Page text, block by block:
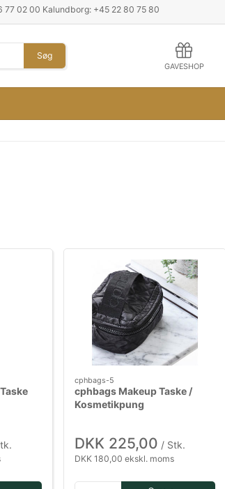
77 02 00 Kalundborg: +45 22 80 75 80
Søg
GAVESHOP
cphbags-5
cphbags Makeup Taske /
Kosmetikpung
DKK 225,00 / Stk.
DKK 180,00 ekskl. moms